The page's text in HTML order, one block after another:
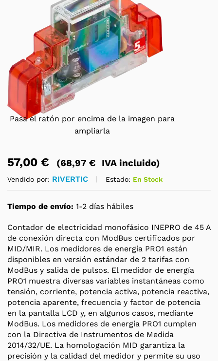
Pasa el ratón por encima de la imagen para
ampliarla
57,00 € (68,97 € IVA incluido)
Vendido por: RIVERTIC Estado: En Stock
Tiempo de envío: 1-2 días hábiles
Contador de electricidad monofásico INEPRO de 45 A
de conexión directa con ModBus certificados por
MID/MIR. Los medidores de energía PRO1 están
disponibles en versión estándar de 2 tarifas con
ModBus y salida de pulsos. El medidor de energía
PRO1 muestra diversas variables instantáneas como
tensión, corriente, potencia activa, potencia reactiva,
potencia aparente, frecuencia y factor de potencia
en la pantalla LCD y, en algunos casos, mediante
ModBus. Los medidores de energía PRO1 cumplen
con la Directiva de Instrumentos de Medida
2014/32/UE. La homologación MID garantiza la
precisión y la calidad del medidor y permite su uso